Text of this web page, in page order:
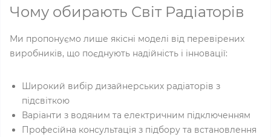
Чому обирають Світ Радіаторів
Ми пропонуємо лише якісні моделі від перевірених
виробників, що поєднують надійність і інновації:
Широкий вибір дизайнерських радіаторів з
підсвіткою
Варіанти з водяним та електричним підключенням
Професійна консультація з підбору та встановлення